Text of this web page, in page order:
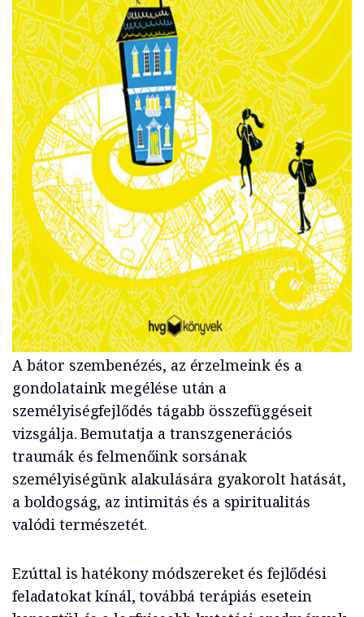
A bátor szembenézés, az érzelmeink és a
gondolataink megélése után a
személyiségfejlődés tágabb összefüggéseit
vizsgálja. Bemutatja a transzgenerációs
traumák és felmenőink sorsának
személyiségünk alakulására gyakorolt hatását,
a boldogság, az intimitás és a spiritualitás
valódi természetét.
Ezúttal is hatékony módszereket és fejlődési
feladatokat kínál, továbbá terápiás esetein